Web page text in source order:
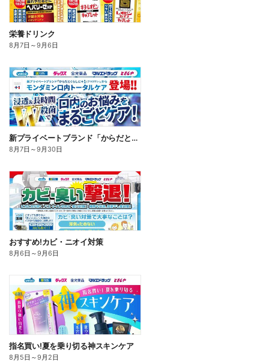
栄養ドリンク
8月7日 ～9月6日
新プライベートブランド「からだとくらしに+1(プラスワン)」よりモンダミン口内トータルケア登場!
8月7日 ～9月30日
おすすめ!カビ・ニオイ対策
8月6日 ～9月6日
指名買い!夏を乗り切る神スキンケア
8月5日 ～9月2日